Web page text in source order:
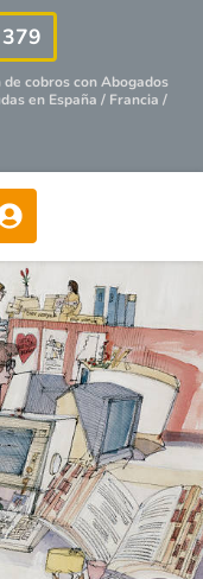
de cobros conAbogados
en España / Francia /